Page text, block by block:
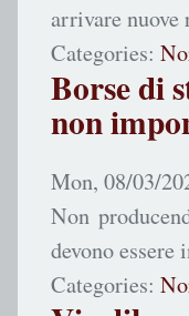
arrivare
Categories:
Borse di
non
Mon, 08/03/
Non
devono
Categories: